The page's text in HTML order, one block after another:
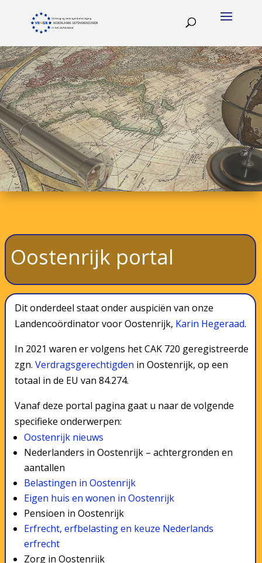
Oostenrijk portal
Dit onderdeel staat onder auspiciën van onze
Landencoördinator voor Oostenrijk, Karin Hegeraad.
In 2021 waren er volgens het CAK 720 geregistreerde
zgn. Verdragsgerechtigden in Oostenrijk, op een
totaal in de EU van 84.274.
Vanaf deze portal pagina gaat u naar de volgende
specifieke onderwerpen:
Oostenrijk nieuws
Nederlanders in Oostenrijk – achtergronden en
aantallen
Belastingen in Oostenrijk
Eigen huis en wonen in Oostenrijk
Pensioen in Oostenrijk
Erfrecht, erfbelasting en keuze Nederlands
erfrecht
Zorg in Oostenrijk